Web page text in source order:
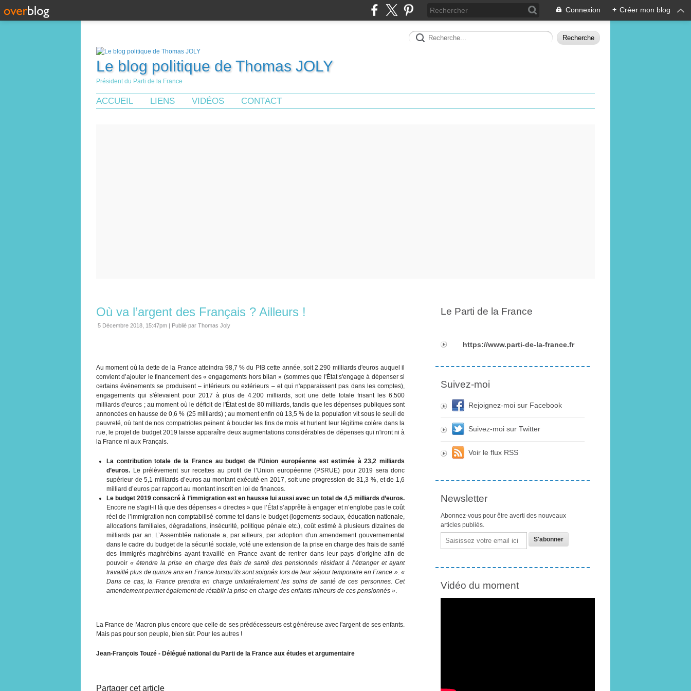
Connexion + Créer mon blog
Le blog politique de Thomas JOLY
Président du Parti de la France
ACCUEIL LIENS VIDÉOS CONTACT
Où va l’argent des Français ? Ailleurs !
5 Décembre 2018, 15:47pm | Publié par Thomas Joly
Au moment où la dette de la France atteindra 98,7 % du PIB cette année, soit 2.290 milliards d'euros auquel il
convient d’ajouter le financement des « engagements hors bilan » (sommes que l'État s'engage à dépenser si
certains événements se produisent – intérieurs ou extérieurs – et qui n'apparaissent pas dans les comptes),
engagements qui s'élevaient pour 2017 à plus de 4.200 milliards, soit une dette totale frisant les 6.500
milliards d'euros ; au moment où le déficit de l'État est de 80 milliards, tandis que les dépenses publiques sont
annoncées en hausse de 0,6 % (25 milliards) ; au moment enfin où 13,5 % de la population vit sous le seuil de
pauvreté, où tant de nos compatriotes peinent à boucler les fins de mois et hurlent leur légitime colère dans la
rue, le projet de budget 2019 laisse apparaître deux augmentations considérables de dépenses qui n'iront ni à
la France ni aux Français.
La contribution totale de la France au budget de l’Union européenne est estimée à 23,2 milliards
d’euros. Le prélèvement sur recettes au profit de l’Union européenne (PSRUE) pour 2019 sera donc
supérieur de 5,1 milliards d’euros au montant exécuté en 2017, soit une progression de 31,3 %, et de 1,6
milliard d’euros par rapport au montant inscrit en loi de finances.
Le budget 2019 consacré à l’immigration est en hausse lui aussi avec un total de 4,5 milliards d’euros.
Encore ne s'agit-il là que des dépenses « directes » que l’État s’apprête à engager et n’englobe pas le coût
réel de l’immigration non comptabilisé comme tel dans le budget (logements sociaux, éducation nationale,
allocations familiales, dégradations, insécurité, politique pénale etc.), coût estimé à plusieurs dizaines de
milliards par an. L’Assemblée nationale a, par ailleurs, par adoption d'un amendement gouvernemental
dans le cadre du budget de la sécurité sociale, voté une extension de la prise en charge des frais de santé
des immigrés maghrébins ayant travaillé en France avant de rentrer dans leur pays d’origine afin de
pouvoir« étendre la prise en charge des frais de santé des pensionnés résidant à l’étranger et ayant
travaillé plus de quinze ans en France lorsqu’ils sont soignés lors de leur séjour temporaire en France ».«
Dans ce cas, la France prendra en charge unilatéralement les soins de santé de ces personnes. Cet
amendement permet également de rétablir la prise en charge des enfants mineurs de ces pensionnés ».
La France de Macron plus encore que celle de ses prédécesseurs est généreuse avec l'argent de ses enfants.
Mais pas pour son peuple, bien sûr. Pour les autres !
Jean-François Touzé - Délégué national du Parti de la France aux études et argumentaire
Partager cet article
Le Parti de la France
https://www.parti-de-la-france.fr
Suivez-moi
Rejoignez-moi sur Facebook
Suivez-moi sur Twitter
Voir le flux RSS
Newsletter
Abonnez-vous pour être averti des nouveaux
articles publiés.
Email
Vidéo du moment